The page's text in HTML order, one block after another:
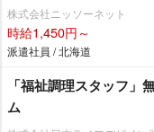
株式会社ニッソーネット
時給1,450円～
派遣社員 / 北海道
「福祉調理スタッフ」
ム